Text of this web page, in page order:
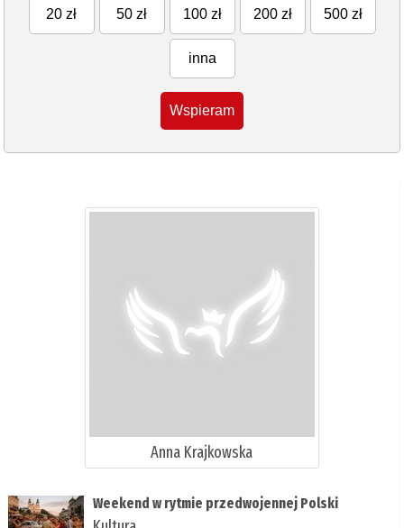
20 zł 50 zł 100 zł 200 zł 500 zł
inna
Wspieram
Anna Krajkowska
Weekend w rytmie przedwojennej Polski